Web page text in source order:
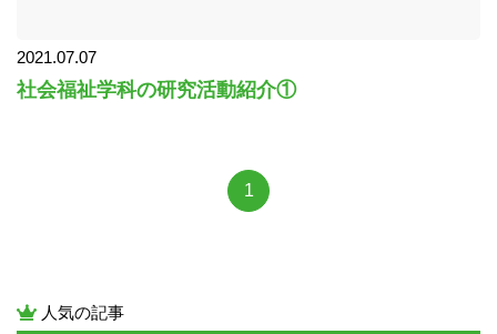
2021.07.07
社会福祉学科の研究活動紹介①
1
人気の記事